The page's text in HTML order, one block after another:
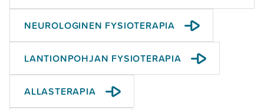
NEUROLOGINEN FYSIOTERAPIA
LANTIONPOHJAN FYSIOTERAPIA
ALLASTERAPIA